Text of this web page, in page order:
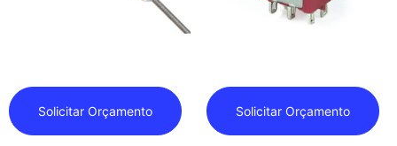
Solicitar Orçamento Solicitar Orçamento